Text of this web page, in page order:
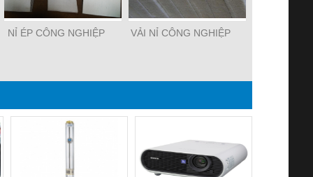
NỈ ÉP CÔNG NGHIỆP VẢI NỈ CÔNG NGHIỆP